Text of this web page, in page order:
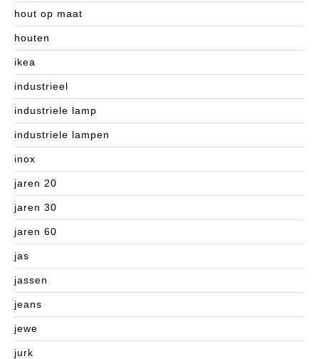
hout op maat
houten
ikea
industrieel
industriele lamp
industriele lampen
inox
jaren 20
jaren 30
jaren 60
jas
jassen
jeans
jewe
jurk